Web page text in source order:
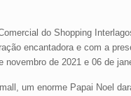
do Shopping
encantadora e com a
de 2021 e 06 de
um enorme Papai Noel